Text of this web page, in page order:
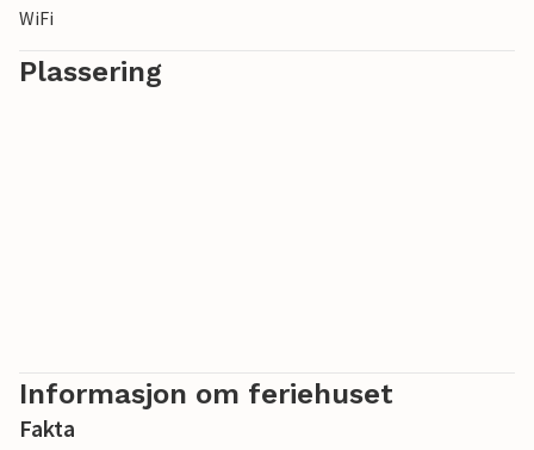
WiFi
Plassering
Informasjon om feriehuset
Fakta